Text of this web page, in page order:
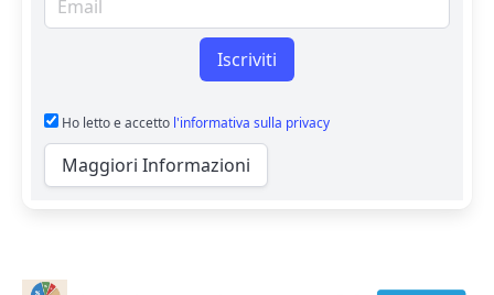
Iscriviti
Ho letto e accetto l'informativa sulla privacy
Maggiori Informazioni